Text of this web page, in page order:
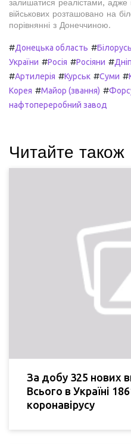
залишатися реалістами, адже
військових розташовано на
порівнянні з Донеччиною.
#Донецька область #Білорусь
України #Росія #Росіяни #
#Артилерія #Курськ #Суми #
Корея #Майор (звання) #
нафтопереробний завод
Читайте також
За добу 325 нових
Всього в Україні
коронавірусу